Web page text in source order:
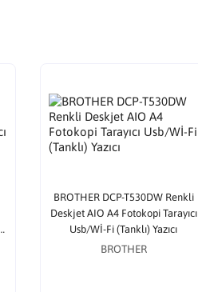
BROTHER DCP-T530DW Renkli
Deskjet AIO A4 Fotokopi Tarayıcı
Usb/Wİ-Fi (Tanklı) Yazıcı
BROTHER